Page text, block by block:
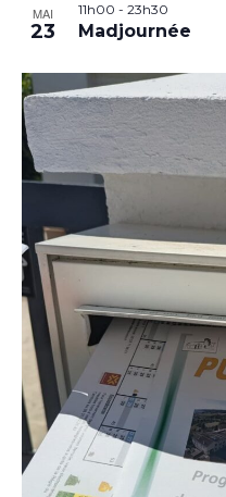
MAI
23
11h00 - 23h30
Madjournée